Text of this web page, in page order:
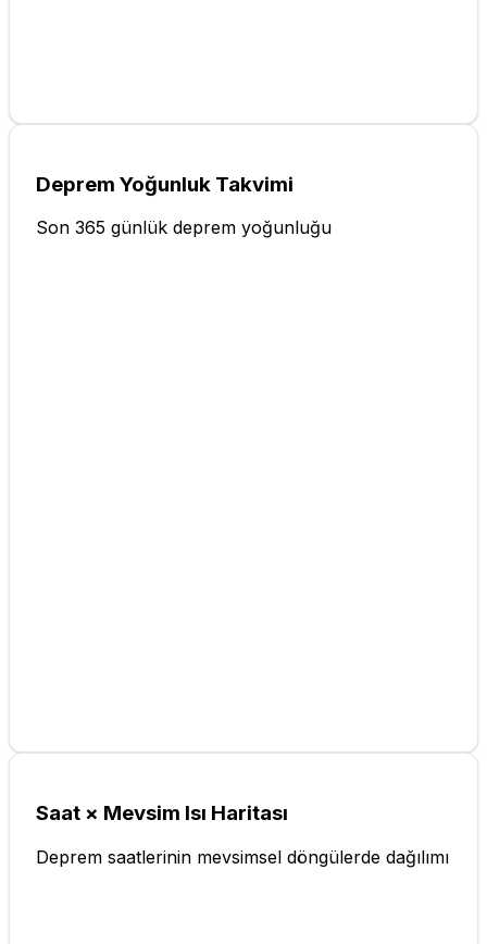
Deprem Yoğunluk Takvimi
Son 365 günlük deprem yoğunluğu
Saat × Mevsim Isı Haritası
Deprem saatlerinin mevsimsel döngülerde dağılımı